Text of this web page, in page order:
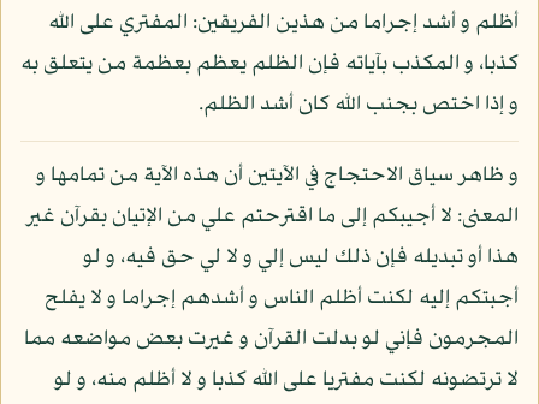
أظلم و أشد إجراما من هذين الفريقين: المفتري على الله
كذبا، و المكذب بآياته فإن الظلم يعظم بعظمة من يتعلق به
و إذا اختص بجنب الله كان أشد الظلم.
و ظاهر سياق الاحتجاج في الآيتين أن هذه الآية من تمامها و
المعنى: لا أجيبكم إلى ما اقترحتم علي من الإتيان بقرآن غير
هذا أو تبديله فإن ذلك ليس إلي و لا لي حق فيه، و لو
أجبتكم إليه لكنت أظلم الناس و أشدهم إجراما و لا يفلح
المجرمون فإني لو بدلت القرآن و غيرت بعض مواضعه مما
لا ترتضونه لكنت مفتريا على الله كذبا و لا أظلم منه، و لو